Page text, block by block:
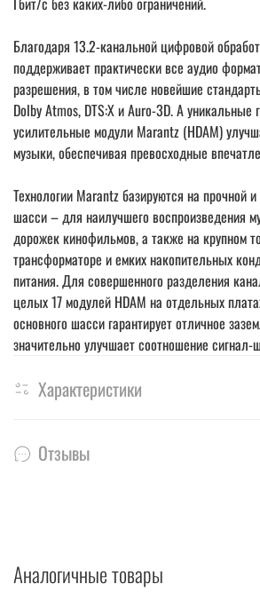
Благодаря 13.2-канальной цифровой
поддерживает практически все аудио
разрешения, в том числе новейшие
Dolby Atmos, DTS:X и Auro-3D. А уникальные
усилительные модули Marantz (HDAM)
музыки, обеспечивая превосходные
Технологии Marantz базируются на прочной
шасси – для наилучшего воспроизведения
дорожек кинофильмов, а также на крупном
трансформаторе и емких накопительных
питания. Для совершенного разделения
целых 17 модулей HDAM на отдельных
основного шасси гарантирует отличное
значительно улучшает соотношение сигнал-
Характеристики
Отзывы
Аналогичные товары